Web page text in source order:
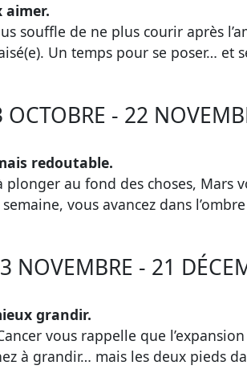
aimer.
souffle de ne plus courir après
Un temps pour se poser… et
- 22
redoutable.
plonger au fond des choses,
semaine, vous avancez dans
NOVEMBRE - 21
grandir.
vous rappelle que
à grandir… mais les deux pieds